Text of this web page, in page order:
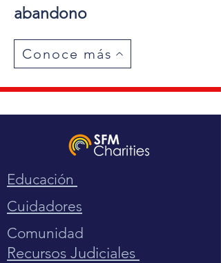
abandono
Conoce más
Educación
Cuidadores
Comunidad
Recursos Judiciales